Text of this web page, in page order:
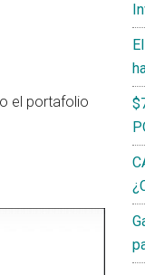
el portafolio